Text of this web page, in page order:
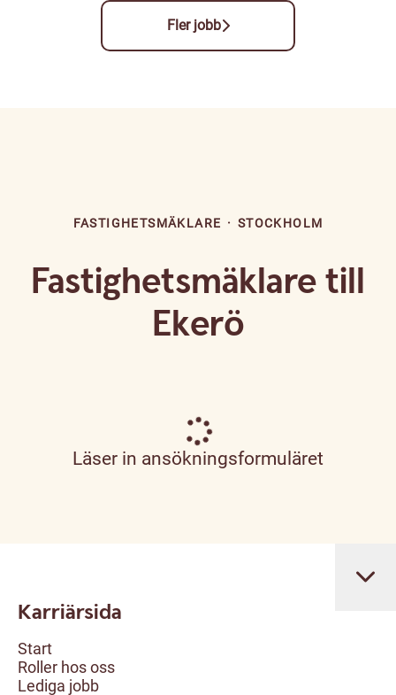
Fler jobb
FASTIGHETSMÄKLARE · STOCKHOLM
Fastighetsmäklare till
Ekerö
Läser in ansökningsformuläret
Karriärsida
Start
Roller hos oss
Lediga jobb